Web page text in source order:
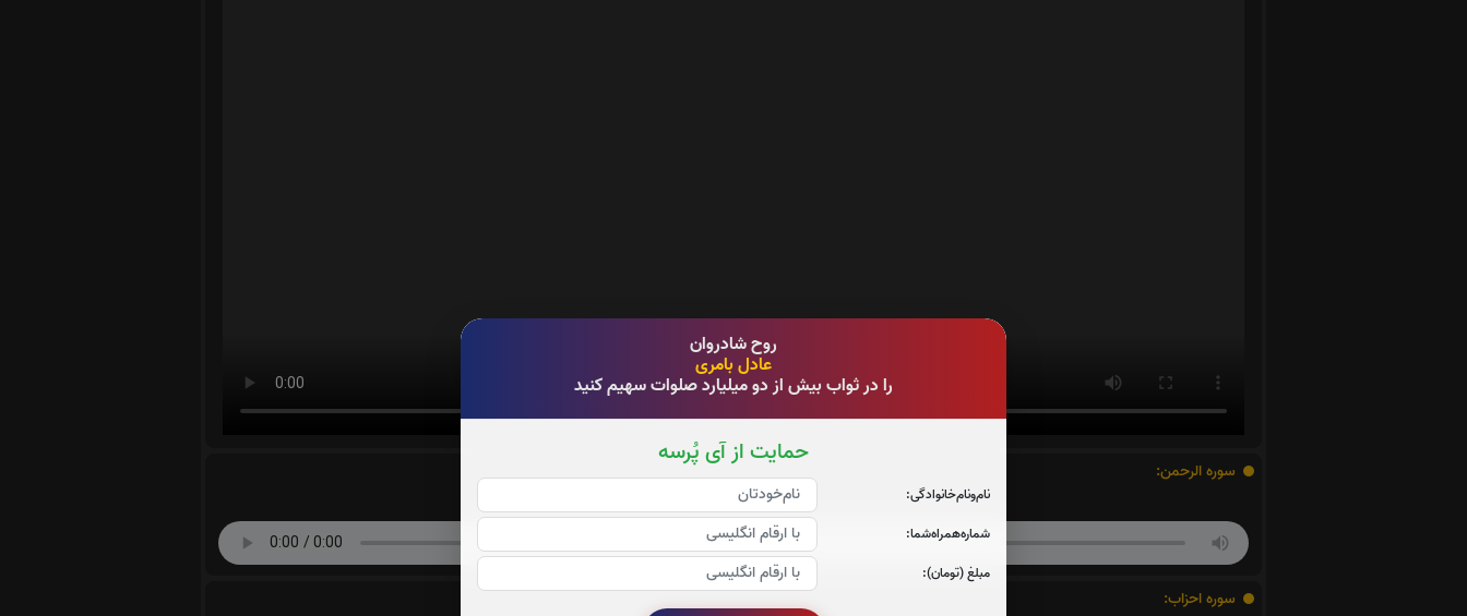
روح شادروان
عادل بامری
را در ثواب بیش از دو میلیارد صلوات سهیم کنید
حمایت از آی پُرسه
نام‌و‌نام‌خانوادگی:
شماره‌همراه‌شما:
مبلغ (تومان):
سوره الرحمن:
صوت سوره الرحمن
سوره احزاب: